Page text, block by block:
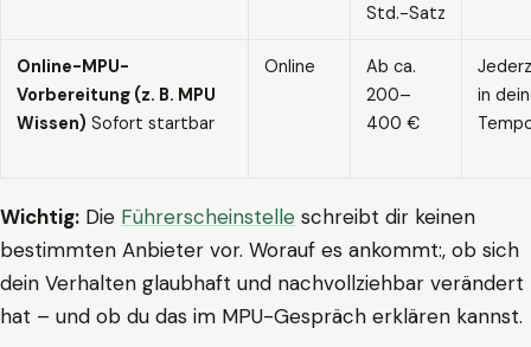
Std.-Satz
Online-MPU-
Vorbereitung (z. B. MPU
Wissen) Sofort startbar
Online
Ab ca.
200–
400 €
in
Wichtig: Die Führerscheinstelle schreibt dir keinen
bestimmten Anbieter vor. Worauf es ankommt:, ob sich
dein Verhalten glaubhaft und nachvollziehbar verändert
hat – und ob du das im MPU-Gespräch erklären kannst.